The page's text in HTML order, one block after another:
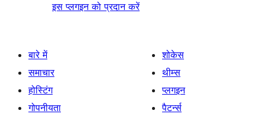
इस प्लगइन को प्रदान करें
बारे में
समाचार
होस्टिंग
गोपनीयता
शोकेस
थीम्स
प्लगइन
पैटर्न्स